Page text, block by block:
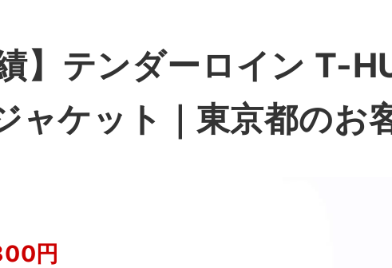
】 テンダーロイン T-
ャケット ｜東京都のお
円